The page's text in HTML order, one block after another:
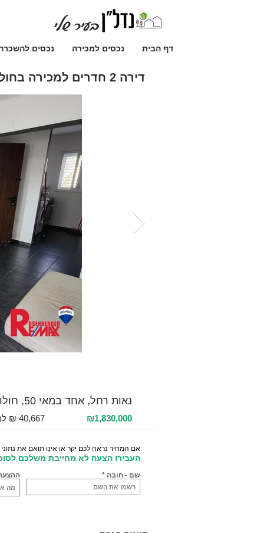
דף הבית נכסים למכירה נכסים
דירה 2 חדרים למכירה בחולון
נאות רחל, אחד במאי 50, חולון, ישראל
₪1,830,000
אם המחיר נראה לכם יקר או אינו תואם את
העבירו הצעה לא מחייבת משלכם
שם - חובה